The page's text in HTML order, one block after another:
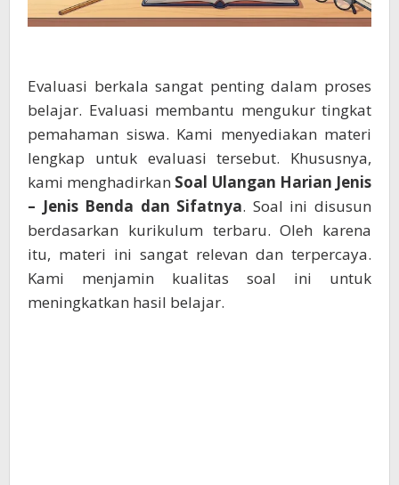
Evaluasi berkala sangat penting dalam proses
belajar. Evaluasi membantu mengukur tingkat
pemahaman siswa. Kami menyediakan materi
lengkap untuk evaluasi tersebut. Khususnya,
kami menghadirkan Soal Ulangan Harian Jenis
– Jenis Benda dan Sifatnya. Soal ini disusun
berdasarkan kurikulum terbaru. Oleh karena
itu, materi ini sangat relevan dan terpercaya.
Kami menjamin kualitas soal ini untuk
meningkatkan hasil belajar.